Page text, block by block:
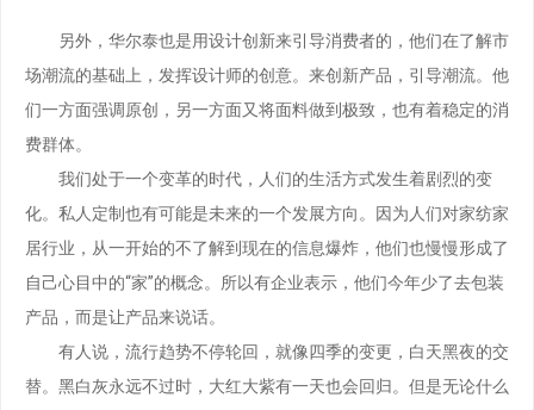
另外，华尔泰也是用设计创新来引导消费者的，他们在了解市
场潮流的基础上，发挥设计师的创意。来创新产品，引导潮流。他
们一方面强调原创，另一方面又将面料做到极致，也有着稳定的消
费群体。
我们处于一个变革的时代，人们的生活方式发生着剧烈的变
化。私人定制也有可能是未来的一个发展方向。因为人们对家纺家
居行业，从一开始的不了解到现在的信息爆炸，他们也慢慢形成了
自己心目中的“家”的概念。所以有企业表示，他们今年少了去包装
产品，而是让产品来说话。
有人说，流行趋势不停轮回，就像四季的变更，白天黑夜的交
替。黑白灰永远不过时，大红大紫有一天也会回归。但是无论什么